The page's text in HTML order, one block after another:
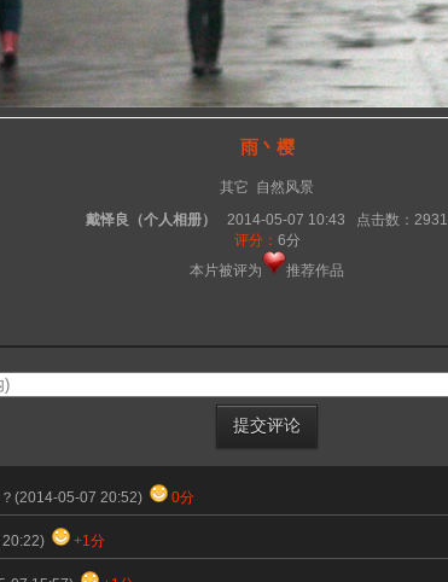
雨丶樱
其它 自然风景
戴怿良（个人相册）
2014-05-07 10:43
点击数：2931
评分： 6分
本片被评为
推荐作品
(2014-05-07 20:52) 0分
+1分